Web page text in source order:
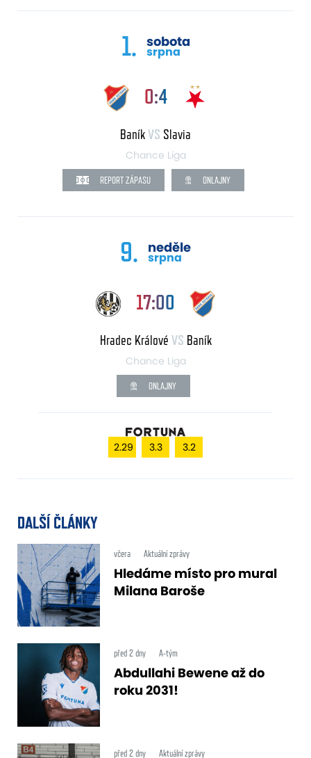
1. sobota
srpna
0:4
BaníkVS Slavia
Chance Liga
REPORT ZÁPASU ONLAJNY
9. neděle
srpna
17:00
Hradec Králové VS Baník
Chance Liga
ONLAJNY
2.29 3.3 3.2
DALŠÍ ČLÁNKY
včera Aktuální zprávy
Hledáme místo pro mural
Milana Baroše
před 2 dny A-tým
Abdullahi Bewene až do
roku 2031!
před 2 dny Aktuální zprávy